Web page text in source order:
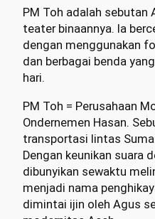
PM Toh adalah sebutan
teater binaannya. Ia
dengan menggunakan
dan berbagai benda
hari.
PM Toh = Perusahaan
Ondernemen Hasan.
transportasi lintas
Dengan keunikan suara
dibunyikan sewaktu
menjadi nama
dimintai ijin oleh Agus